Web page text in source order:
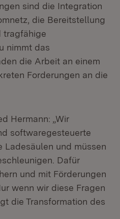
sind die Integration
die Bereitstellung
tragfähige
nimmt das
die Arbeit an einem
Forderungen an die
Hermann: „Wir
softwaregesteuerte
Ladesäulen und müssen
Dafür
und mit Förderungen
wenn wir diese Fragen
die Transformation des